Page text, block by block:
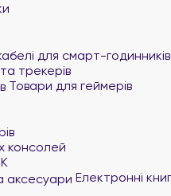
для смарт-годинників
трекерів
Товари для геймерів
консолей
Електронні